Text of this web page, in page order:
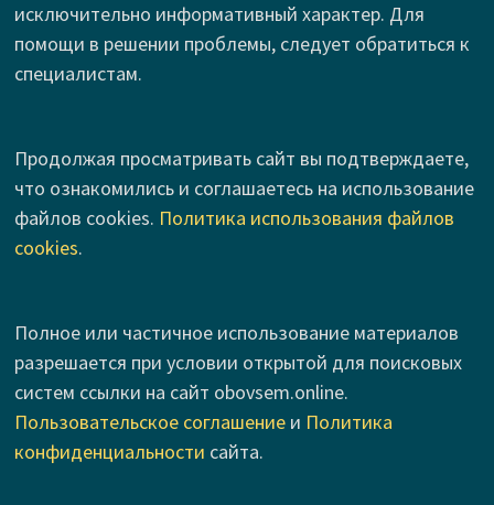
исключительно информативный характер. Для
помощи в решении проблемы, следует обратиться к
специалистам.
Продолжая просматривать сайт вы подтверждаете,
что ознакомились и соглашаетесь на использование
файлов cookies. Политика использования файлов
cookies.
Полное или частичное использование материалов
разрешается при условии открытой для поисковых
систем ссылки на сайт obovsem.online.
Пользовательское соглашениеи Политика
конфиденциальности сайта.